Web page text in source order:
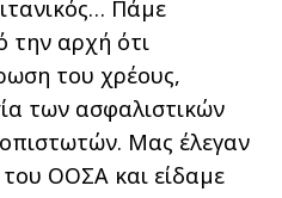
Πάμε
την αρχή ότι
του χρέους,
των ασφαλιστικών
Μας έλεγαν
του ΟΟΣΑ και είδαμε